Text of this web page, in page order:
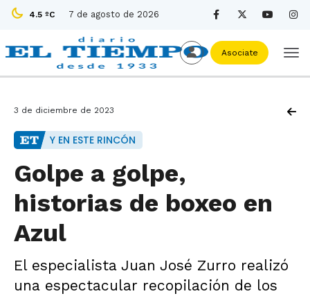
4.5 ºC 7 de agosto de 2026
Asociate
3 de diciembre de 2023
Y EN ESTE RINCÓN
Golpe a golpe,
historias de boxeo en
Azul
El especialista Juan José Zurro realizó
una espectacular recopilación de los